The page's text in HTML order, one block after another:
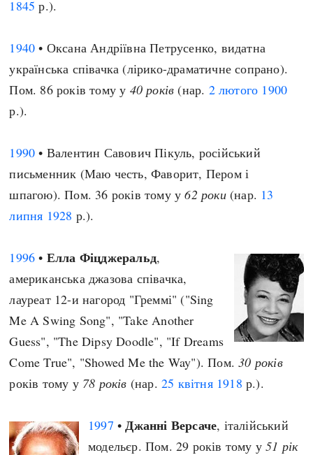
1845 р.).
1940 • Оксана Андріївна Петрусенко, видатна
українська співачка (лірико-драматичне сопрано).
Пом. 86 років тому у 40 років (нар. 2 лютого 1900
р.).
1990 • Валентин Савович Пікуль, російський
письменник (Маю честь, Фаворит, Пером і
шпагою). Пом. 36 років тому у62 роки(нар. 13
липня 1928 р.).
1996 • Елла Фіцджеральд,
американська джазова співачка,
лауреат 12-и нагород "Греммі" ("Sing
Me A Swing Song", "Take Another
Guess", "The Dipsy Doodle", "If Dreams
Come True", "Showed Me the Way"). Пом.30 років
років тому у 78 років (нар.25 квітня 1918 р.).
1997 •Джанні Версаче, італійський
модельєр. Пом. 29 років тому у51 рік